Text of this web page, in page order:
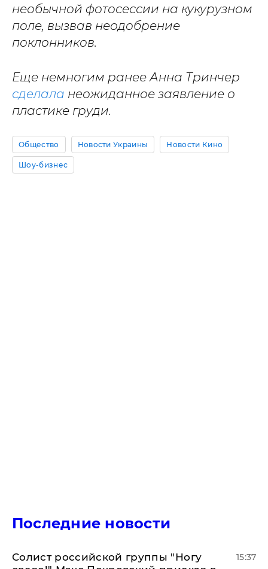
необычной фотосессии на кукурузном
поле, вызвав неодобрение
поклонников.
Еще немногим ранее Анна Тринчер
сделала неожиданное заявление о
пластике груди.
Общество Новости Украины Новости Кино
Шоу-бизнес
Последние новости
Солист российской группы "Ногу
15:37